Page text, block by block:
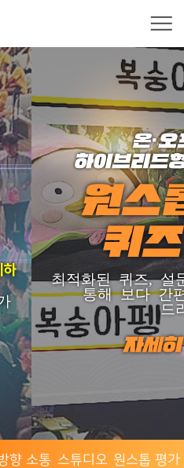
인 결합!
사 콘텐츠 제작!
온라인
든벨
사 등 양방향 솔루션을
! 즐거운! 한방을
습니다.
아보기
향 소통 스튜디오 원스톱 평가